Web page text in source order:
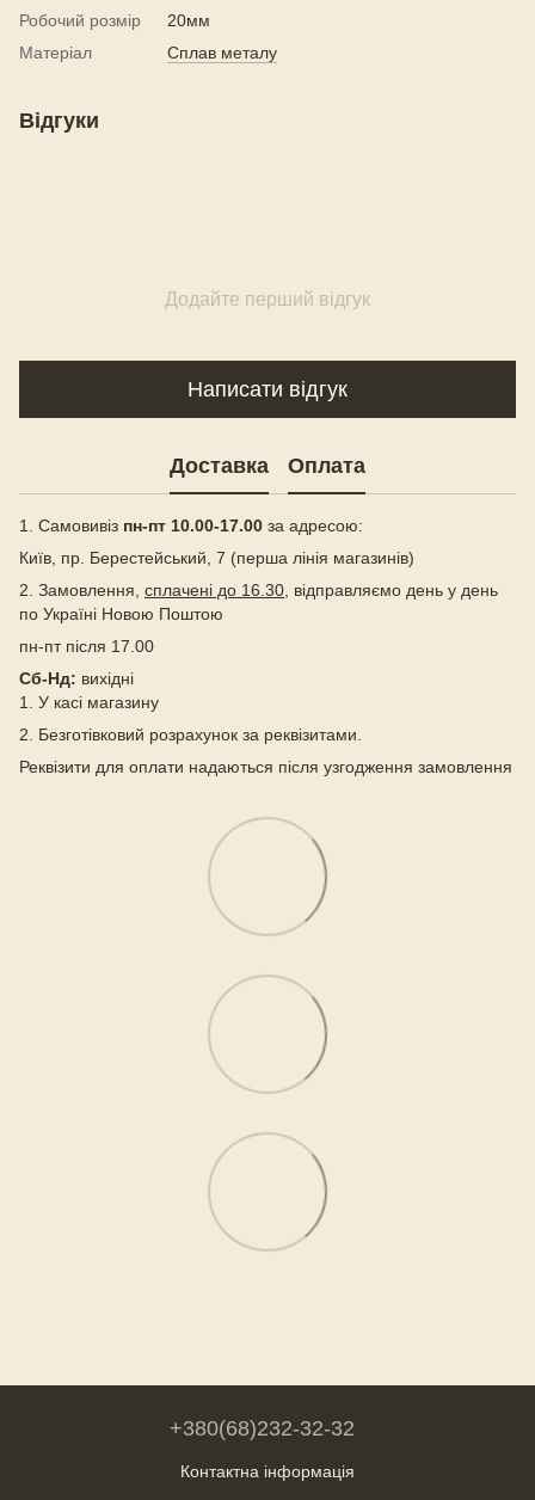
Робочий розмір
20мм
Матеріал
Сплав металу
Відгуки
Додайте перший відгук
Написати відгук
Доставка Оплата
1. Самовивіз пн-пт 10.00-17.00 за адресою:
Київ, пр. Берестейський, 7 (перша лінія магазинів)
2. Замовлення, сплачені до 16.30, відправляємо день у день
по Україні Новою Поштою
пн-пт після 17.00
Сб-Нд: вихідні
1. У касі магазину
2. Безготівковий розрахунок за реквізитами.
Реквізити для оплати надаються після узгодження замовлення
+380(68)232-32-32
Контактна інформація